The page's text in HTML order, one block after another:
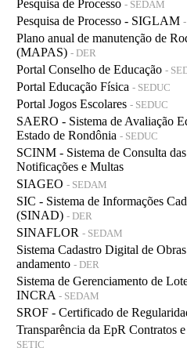
Pesquisa de Processo - SEDAM
Pesquisa de Processo - SIGLAM
Plano anual de manutenção de
(MAPAS) - DER
Portal Conselho de Educação -
Portal Educação Física - SEDUC
Portal Jogos Escolares - SEDUC
SAERO - Sistema de Avaliação
Estado de Rondônia - SEDUC
SCINM - Sistema de Consulta
Notificações e Multas
SIAGEO - SEDAM
SIC - Sistema de Informações
(SINAD) - DER
SINAFLOR - SEDAM
Sistema Cadastro Digital de
andamento - DER
Sistema de Gerenciamento de
INCRA - SEDAM
SROF - Certificado de
Transparência da EpR Contratos
SETIC